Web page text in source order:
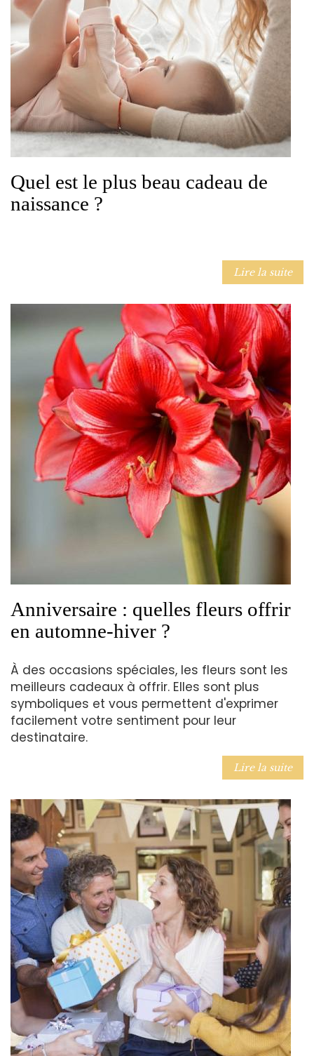
Quel est le plus beau cadeau de
naissance ?
Lire la suite
Anniversaire : quelles fleurs offrir
en automne-hiver ?
À des occasions spéciales, les fleurs sont les
meilleurs cadeaux à offrir. Elles sont plus
symboliques et vous permettent d'exprimer
facilement votre sentiment pour leur
destinataire.
Lire la suite